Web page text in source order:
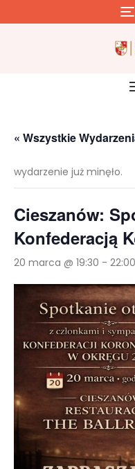
to
« Wszystkie
wydarzenie już minęło.
Cieszanów:
Konfederacją
20 marca @ 19:30 - 22:00